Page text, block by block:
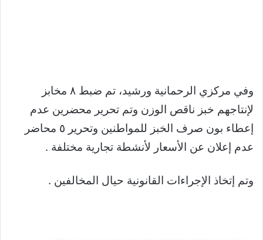
وفي مركزي الرحمانية ورشيد، تم ضبط ٨ مخابز
لإنتاجهم خبز ناقص الوزن وتم تحرير محضرين عدم
إعطاء بون صرف الخبز للمواطنين وتحرير ٥ محاضر
عدم إعلان عن الأسعار لأنشطة تجارية مختلفة .
وتم إتخاذ الإجراءات القانونية حيال المخالفين .